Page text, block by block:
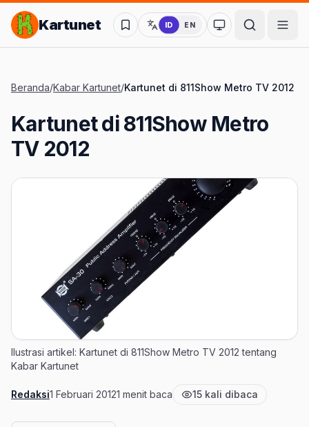
Lompat ke Konten Utama
Kartunet ID EN
Ubah ke mode
Beranda/Kabar Kartunet/Kartunet di 811Show Metro TV 2012
Kartunet di 811Show Metro
TV 2012
Ilustrasi artikel: Kartunet di 811Show Metro TV 2012 tentang
Kabar Kartunet
Penulis
RedaksiTanggal terbit
1 Februari 2012Estimasi waktu baca
1 menit baca Jumlah pembaca
15 kali dibaca